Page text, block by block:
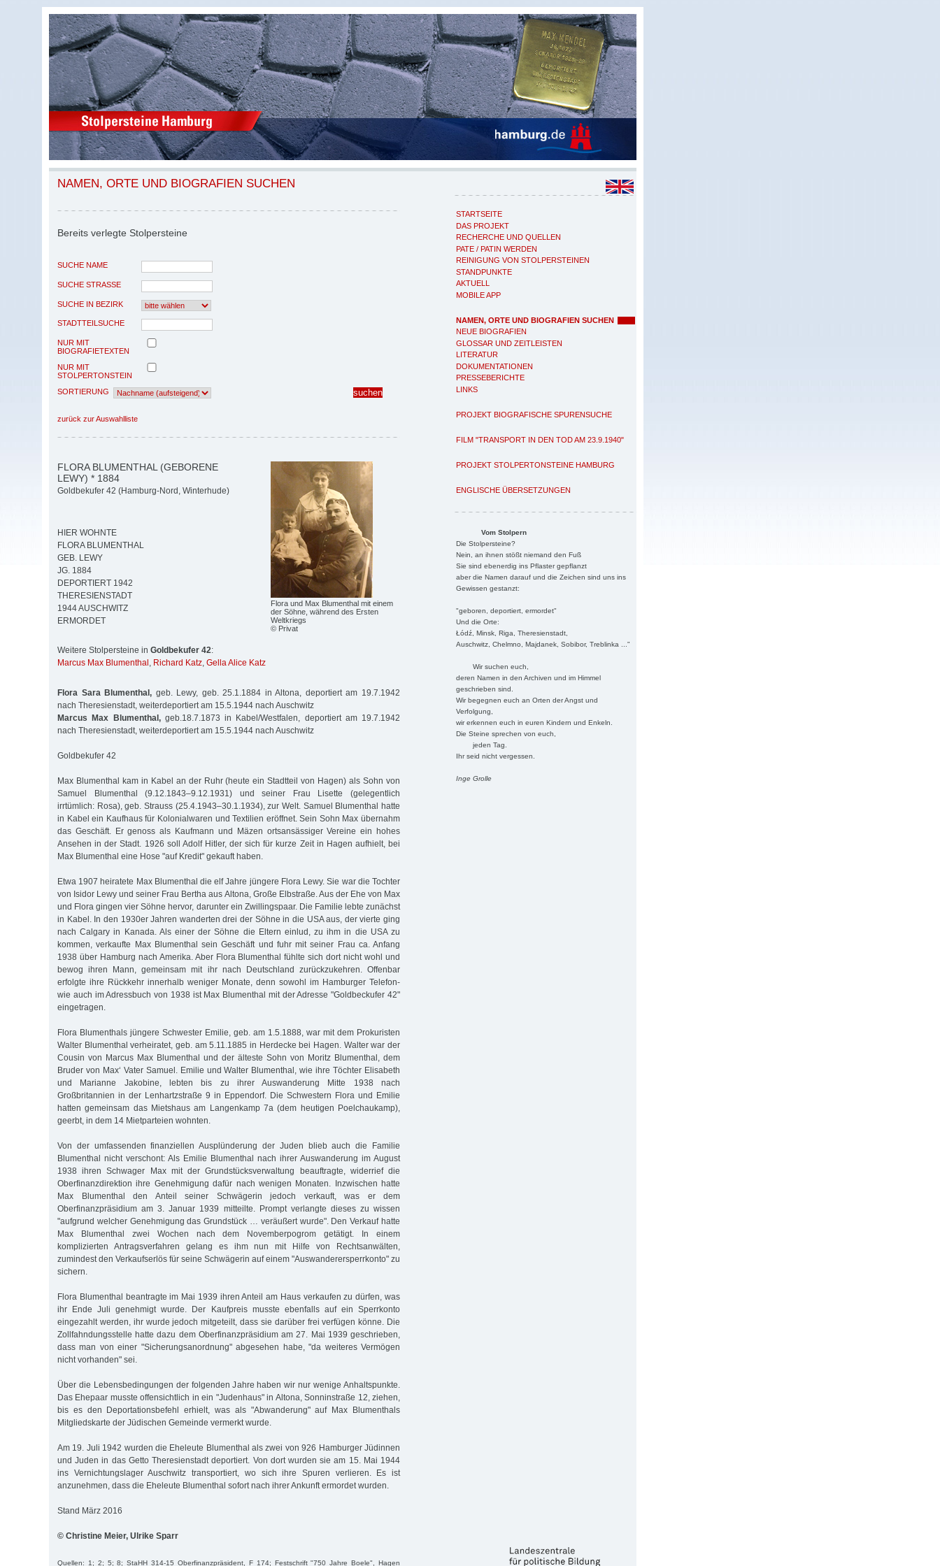
STARTSEITE
DAS PROJEKT
RECHERCHE UND QUELLEN
PATE / PATIN WERDEN
REINIGUNG VON STOLPERSTEINEN
STANDPUNKTE
AKTUELL
MOBILE APP
NAMEN, ORTE UND BIOGRAFIEN SUCHEN
NEUE BIOGRAFIEN
GLOSSAR UND ZEITLEISTEN
LITERATUR
DOKUMENTATIONEN
PRESSEBERICHTE
LINKS
PROJEKT BIOGRAFISCHE SPURENSUCHE
FILM "TRANSPORT IN DEN TOD AM 23.9.1940"
PROJEKT STOLPERTONSTEINE HAMBURG
ENGLISCHE ÜBERSETZUNGEN
Vom Stolpern
Die Stolpersteine?
Nein, an ihnen stößt niemand den Fuß
Sie sind ebenerdig ins Pflaster gepflanzt
aber die Namen darauf und die Zeichen sind uns ins
Gewissen gestanzt:
"geboren, deportiert, ermordet"
Und die Orte:
Łódź, Minsk, Riga, Theresienstadt,
Auschwitz, Chelmno, Majdanek, Sobibor, Treblinka ..."
Wir suchen euch,
deren Namen in den Archiven und im Himmel
geschrieben sind.
Wir begegnen euch an Orten der Angst und
Verfolgung,
wir erkennen euch in euren Kindern und Enkeln.
Die Steine sprechen von euch,
jeden Tag.
Ihr seid nicht vergessen.
Inge Grolle
NAMEN, ORTE UND BIOGRAFIEN SUCHEN
Bereits verlegte Stolpersteine
SUCHE NAME
SUCHE STRASSE
SUCHE IN BEZIRK
STADTTEILSUCHE
NUR MIT
BIOGRAFIETEXTEN
NUR MIT
STOLPERTONSTEIN
SORTIERUNG
zurück zur Auswahlliste
Flora und Max Blumenthal mit einem
der Söhne, während des Ersten
Weltkriegs
© Privat
FLORA BLUMENTHAL (GEBORENE
LEWY) * 1884
Goldbekufer 42 (Hamburg-Nord, Winterhude)
HIER WOHNTE
FLORA BLUMENTHAL
GEB. LEWY
JG. 1884
DEPORTIERT 1942
THERESIENSTADT
1944 AUSCHWITZ
ERMORDET
Weitere Stolpersteine in Goldbekufer 42:
Marcus Max Blumenthal , Richard Katz, Gella Alice Katz
Flora Sara Blumenthal, geb. Lewy, geb. 25.1.1884 in Altona, deportiert am 19.7.1942
nach Theresienstadt, weiterdeportiert am 15.5.1944 nach Auschwitz
Marcus Max Blumenthal,geb.18.7.1873 in Kabel/Westfalen, deportiert am 19.7.1942
nach Theresienstadt, weiterdeportiert am 15.5.1944 nach Auschwitz
Goldbekufer 42
Max Blumenthal kam in Kabel an der Ruhr (heute ein Stadtteil von Hagen) als Sohn von
Samuel Blumenthal (9.12.1843–9.12.1931) und seiner Frau Lisette (gelegentlich
irrtümlich: Rosa), geb. Strauss (25.4.1943–30.1.1934), zur Welt. Samuel Blumenthal hatte
in Kabel ein Kaufhaus für Kolonialwaren und Textilien eröffnet. Sein Sohn Max übernahm
das Geschäft. Er genoss als Kaufmann und Mäzen ortsansässiger Vereine ein hohes
Ansehen in der Stadt. 1926 soll Adolf Hitler, der sich für kurze Zeit in Hagen aufhielt, bei
Max Blumenthal eine Hose "auf Kredit" gekauft haben.
Etwa 1907 heiratete Max Blumenthal die elf Jahre jüngere Flora Lewy. Sie war die Tochter
von Isidor Lewy und seiner Frau Bertha aus Altona, Große Elbstraße. Aus der Ehe von Max
und Flora gingen vier Söhne hervor, darunter ein Zwillingspaar. Die Familie lebte zunächst
in Kabel. In den 1930er Jahren wanderten drei der Söhne in die USA aus, der vierte ging
nach Calgary in Kanada. Als einer der Söhne die Eltern einlud, zu ihm in die USA zu
kommen, verkaufte Max Blumenthal sein Geschäft und fuhr mit seiner Frau ca. Anfang
1938 über Hamburg nach Amerika. Aber Flora Blumenthal fühlte sich dort nicht wohl und
bewog ihren Mann, gemeinsam mit ihr nach Deutschland zurückzukehren. Offenbar
erfolgte ihre Rückkehr innerhalb weniger Monate, denn sowohl im Hamburger Telefon-
wie auch im Adressbuch von 1938 ist Max Blumenthal mit der Adresse "Goldbeckufer 42"
eingetragen.
Flora Blumenthals jüngere Schwester Emilie, geb. am 1.5.1888, war mit dem Prokuristen
Walter Blumenthal verheiratet, geb. am 5.11.1885 in Herdecke bei Hagen. Walter war der
Cousin von Marcus Max Blumenthal und der älteste Sohn von Moritz Blumenthal, dem
Bruder von Max‘ Vater Samuel. Emilie und Walter Blumenthal, wie ihre Töchter Elisabeth
und Marianne Jakobine, lebten bis zu ihrer Auswanderung Mitte 1938 nach
Großbritannien in der Lenhartzstraße 9 in Eppendorf. Die Schwestern Flora und Emilie
hatten gemeinsam das Mietshaus am Langenkamp 7a (dem heutigen Poelchaukamp),
geerbt, in dem 14 Mietparteien wohnten.
Von der umfassenden finanziellen Ausplünderung der Juden blieb auch die Familie
Blumenthal nicht verschont: Als Emilie Blumenthal nach ihrer Auswanderung im August
1938 ihren Schwager Max mit der Grundstücksverwaltung beauftragte, widerrief die
Oberfinanzdirektion ihre Genehmigung dafür nach wenigen Monaten. Inzwischen hatte
Max Blumenthal den Anteil seiner Schwägerin jedoch verkauft, was er dem
Oberfinanzpräsidium am 3. Januar 1939 mitteilte. Prompt verlangte dieses zu wissen
"aufgrund welcher Genehmigung das Grundstück … veräußert wurde". Den Verkauf hatte
Max Blumenthal zwei Wochen nach dem Novemberpogrom getätigt. In einem
komplizierten Antragsverfahren gelang es ihm nun mit Hilfe von Rechtsanwälten,
zumindest den Verkaufserlös für seine Schwägerin auf einem "Auswanderersperrkonto" zu
sichern.
Flora Blumenthal beantragte im Mai 1939 ihren Anteil am Haus verkaufen zu dürfen, was
ihr Ende Juli genehmigt wurde. Der Kaufpreis musste ebenfalls auf ein Sperrkonto
eingezahlt werden, ihr wurde jedoch mitgeteilt, dass sie darüber frei verfügen könne. Die
Zollfahndungsstelle hatte dazu dem Oberfinanzpräsidium am 27. Mai 1939 geschrieben,
dass man von einer "Sicherungsanordnung" abgesehen habe, "da weiteres Vermögen
nicht vorhanden" sei.
Über die Lebensbedingungen der folgenden Jahre haben wir nur wenige Anhaltspunkte.
Das Ehepaar musste offensichtlich in ein "Judenhaus" in Altona, Sonninstraße 12, ziehen,
bis es den Deportationsbefehl erhielt, was als "Abwanderung" auf Max Blumenthals
Mitgliedskarte der Jüdischen Gemeinde vermerkt wurde.
Am 19. Juli 1942 wurden die Eheleute Blumenthal als zwei von 926 Hamburger Jüdinnen
und Juden in das Getto Theresienstadt deportiert. Von dort wurden sie am 15. Mai 1944
ins Vernichtungslager Auschwitz transportiert, wo sich ihre Spuren verlieren. Es ist
anzunehmen, dass die Eheleute Blumenthal sofort nach ihrer Ankunft ermordet wurden.
Stand März 2016
© Christine Meier, Ulrike Sparr
Quellen: 1; 2; 5; 8; StaHH 314-15 Oberfinanzpräsident, F 174; Festschrift "750 Jahre Boele", Hagen